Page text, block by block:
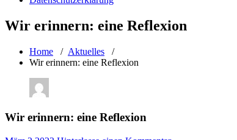
Wir erinnern: eine Reflexion
Home / Aktuelles /
Wir erinnern: eine Reflexion
Wir erinnern: eine Reflexion